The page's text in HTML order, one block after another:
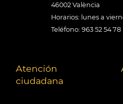
46002 València
Horarios: lunes a
Teléfono: 963 52 54 78
Atención
ciudadana